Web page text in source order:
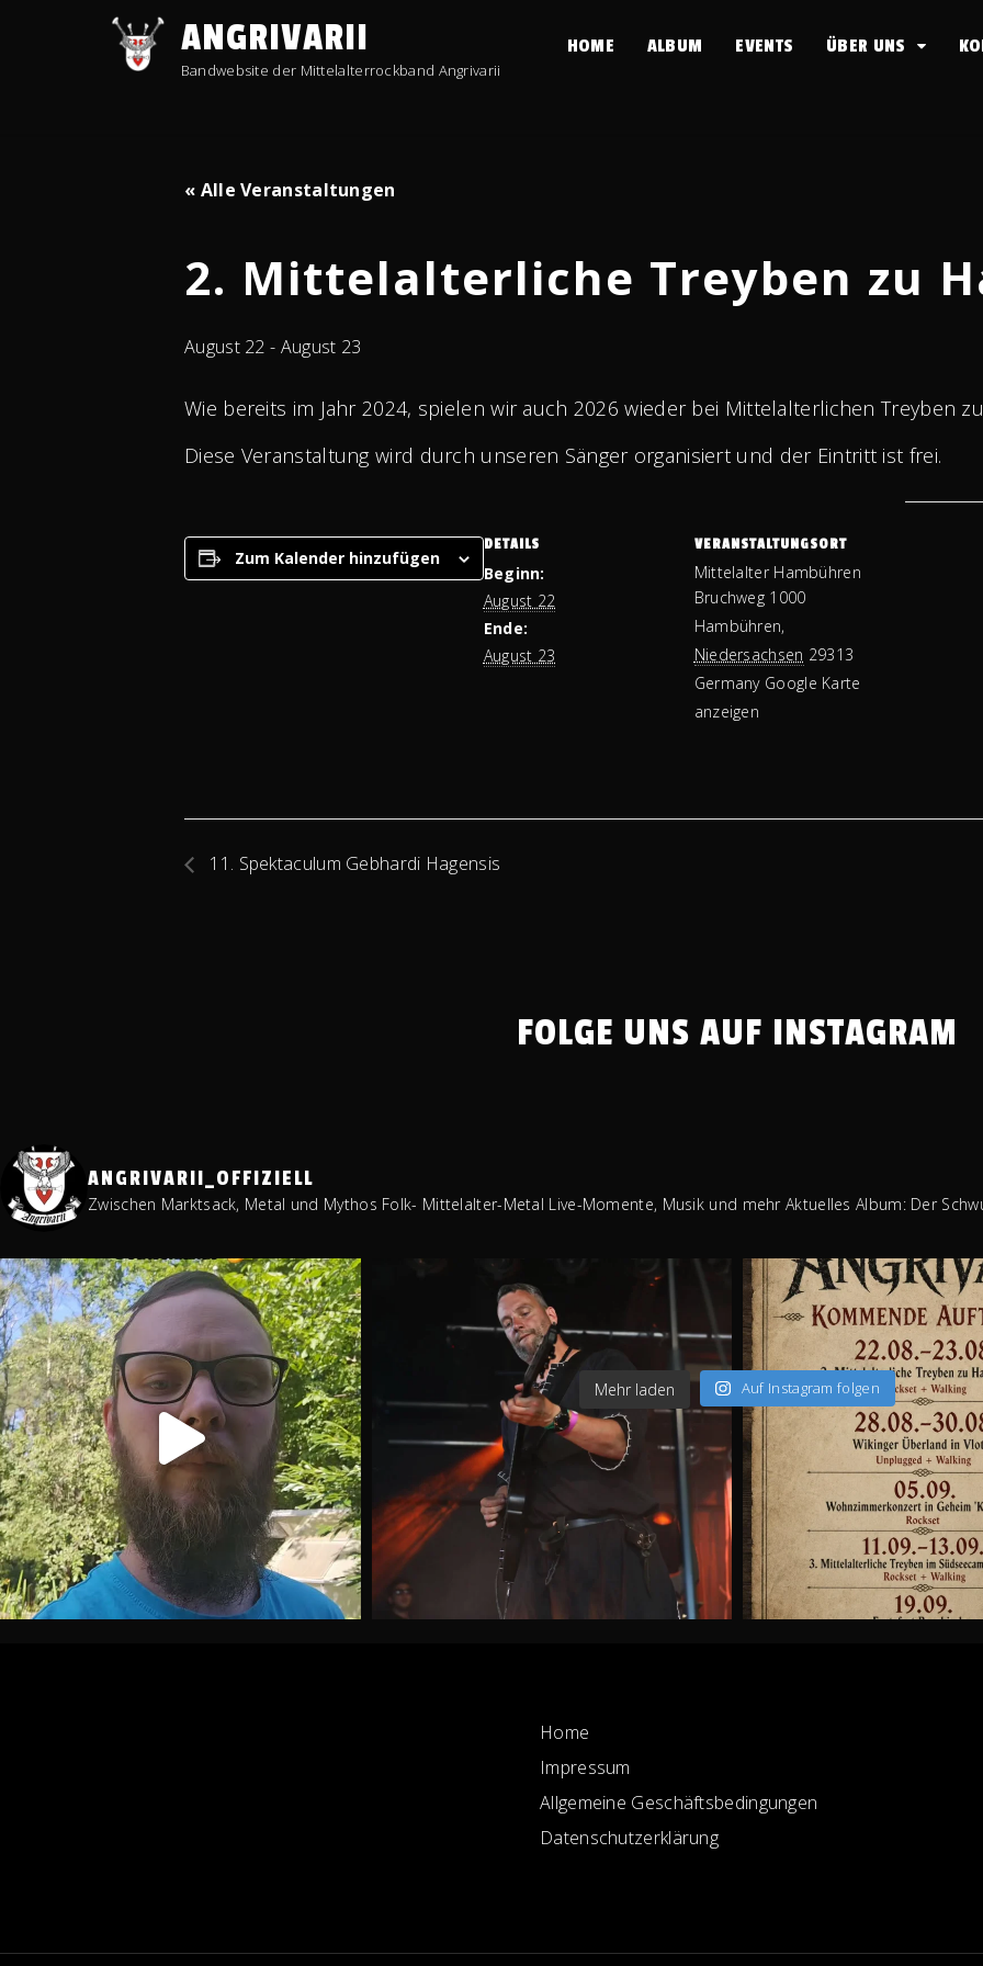
ANGRIVARII
Bandwebsite der Mittelalterrockband Angrivarii
HOME ALBUM EVENTS ÜBER UNS
« Alle Veranstaltungen
2. Mittelalterliche Treyben zu
August 22 - August 23
Wie bereits im Jahr 2024, spielen wir auch 2026 wieder bei Mittelalterlichen Treyben
Diese Veranstaltung wird durch unseren Sänger organisiert und der Eintritt ist frei.
Zum Kalender hinzufügen
DETAILS
Beginn:
August 22
Ende:
August 23
VERANSTALTUNGSORT
Mittelalter Hambühren
Bruchweg 1000
Hambühren,
Niedersachsen 29313
Germany Google Karte
anzeigen
11. Spektaculum Gebhardi Hagensis
FOLGE UNS AUF INSTAGRAM
ANGRIVARII_OFFIZIELL
Zwischen Marktsack, Metal und Mythos Folk- Mittelalter-Metal Live-Momente, Musik und mehrAktuelles Album: Der
Mehr laden Auf Instagram folgen
Home
Impressum
Allgemeine Geschäftsbedingungen
Datenschutzerklärung